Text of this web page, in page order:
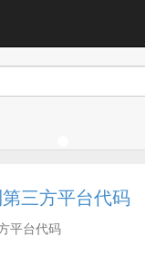
三方平台代码
平台代码